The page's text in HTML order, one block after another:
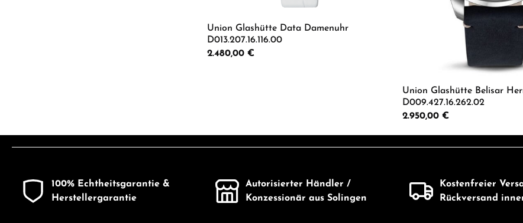
Union Glashütte Data Damenuhr
D013.207.16.116.00
Regulärer Preis:
2.480,00 €
Produkt Anzahl: Gib den gewünschten Wert
Union Glashütte Belisar
D009.427.16.262.02
Regulärer Preis:
2.950,00 €
100% Echtheitsgarantie &
Herstellergarantie
Autorisierter Händler /
Konzessionär aus Solingen
Kostenfreier
Rückversand